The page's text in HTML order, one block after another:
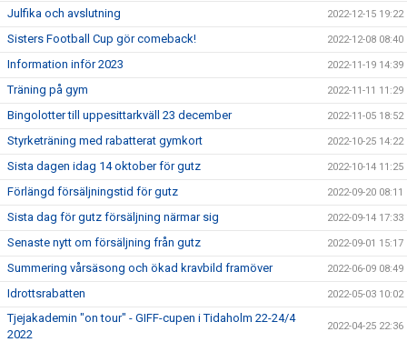
Julfika och avslutning 2022-12-15 19:22
Sisters Football Cup gör comeback! 2022-12-08 08:40
Information inför 2023 2022-11-19 14:39
Träning på gym 2022-11-11 11:29
Bingolotter till uppesittarkväll 23 december 2022-11-05 18:52
Styrketräning med rabatterat gymkort 2022-10-25 14:22
Sista dagen idag 14 oktober för gutz 2022-10-14 11:25
Förlängd försäljningstid för gutz 2022-09-20 08:11
Sista dag för gutz försäljning närmar sig 2022-09-14 17:33
Senaste nytt om försäljning från gutz 2022-09-01 15:17
Summering vårsäsong och ökad kravbild framöver 2022-06-09 08:49
Idrottsrabatten 2022-05-03 10:02
Tjejakademin "on tour" - GIFF-cupen i Tidaholm 22-24/4
2022
2022-04-25 22:36